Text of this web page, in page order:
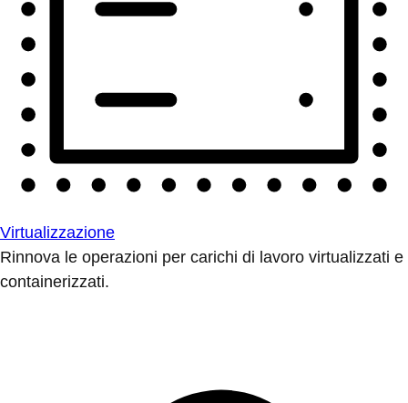
Virtualizzazione
Rinnova le operazioni per carichi di lavoro virtualizzati e
containerizzati.